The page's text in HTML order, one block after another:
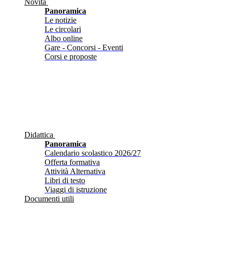
Novità
Panoramica
Le notizie
Le circolari
Albo online
Gare - Concorsi - Eventi
Corsi e proposte
Didattica
Panoramica
Calendario scolastico 2026/27
Offerta formativa
Attività Alternativa
Libri di testo
Viaggi di istruzione
Documenti utili